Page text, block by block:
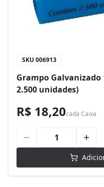
SKU 006913
Grampo Galvanizado
2.500 unidades)
R$ 18,20cada Caixa